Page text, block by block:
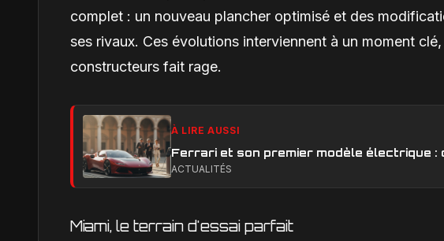
complet : un nouveau plancher optimisé et des
ses rivaux. Ces évolutions interviennent à un moment
constructeurs fait rage.
À LIRE AUSSI
Ferrari et son premier modèle électrique :
ACTUALITÉS
Miami, le terrain d'essai parfait